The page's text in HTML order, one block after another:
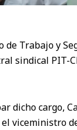
Trabajo y
sindical PIT-
dicho cargo,
viceministro